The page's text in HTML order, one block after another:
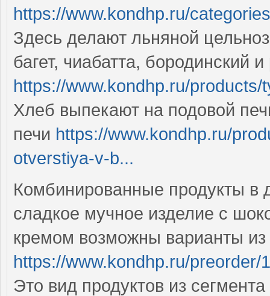
https://www.kondhp.ru/
Здесь делают льняной
багет, чиабатта, бородинский
https://www.kondhp.ru/
Хлеб выпекают на подовой
печи https://www.kondhp.ru/
otverstiya-v-b...
Комбинированные продукты в
сладкое мучное изделие с
кремом возможны варианты
https://www.kondhp.ru/preorder/
Это вид продуктов из